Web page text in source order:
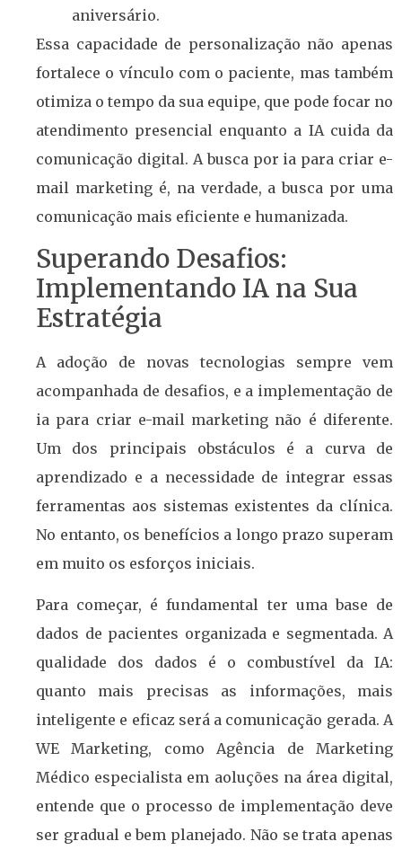
aniversário.
Essa capacidade de personalização não apenas
fortalece o vínculo com o paciente, mas também
otimiza o tempo da sua equipe, que pode focar no
atendimento presencial enquanto a IA cuida da
comunicação digital. A busca por ia para criar e-
mail marketing é, na verdade, a busca por uma
comunicação mais eficiente e humanizada.
Superando Desafios:
Implementando IA na Sua
Estratégia
A adoção de novas tecnologias sempre vem
acompanhada de desafios, e a implementação de
ia para criar e-mail marketing não é diferente.
Um dos principais obstáculos é a curva de
aprendizado e a necessidade de integrar essas
ferramentas aos sistemas existentes da clínica.
No entanto, os benefícios a longo prazo superam
em muito os esforços iniciais.
Para começar, é fundamental ter uma base de
dados de pacientes organizada e segmentada. A
qualidade dos dados é o combustível da IA:
quanto mais precisas as informações, mais
inteligente e eficaz será a comunicação gerada. A
WE Marketing, como Agência de Marketing
Médico especialista em aoluções na área digital,
entende que o processo de implementação deve
ser gradual e bem planejado. Não se trata apenas